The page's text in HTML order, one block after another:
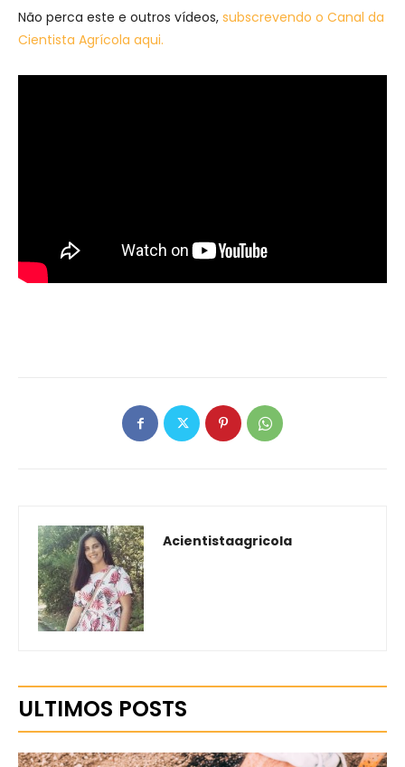
Não perca este e outros vídeos, subscrevendo o Canal da
Cientista Agrícola aqui.
Acientistaagricola
ULTIMOS POSTS